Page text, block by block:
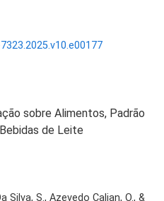
sobre Alimentos Padrão
de Leite
Silva, S., Azevedo Calian, O., &